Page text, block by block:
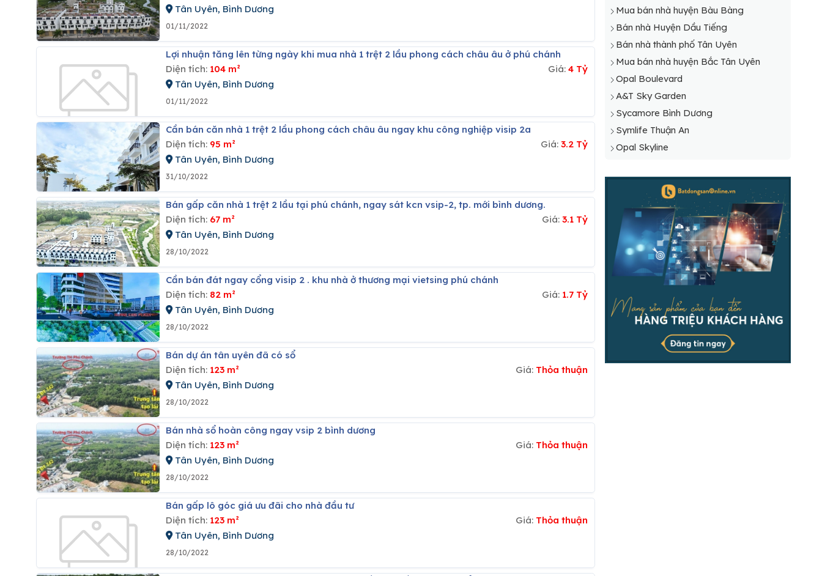
Tân Uyên, Bình Dương
01/11/2022
Lợi nhuận tăng lên từng ngày khi mua nhà 1 trệt 2 lầu phong cách châu âu ở phú chánh
Diện tích: 104 m² Giá:4 Tỷ
Tân Uyên, Bình Dương
01/11/2022
Cần bán căn nhà 1 trệt 2 lầu phong cách châu âu ngay khu công nghiệp visip 2a
Diện tích: 95 m² Giá:3.2 Tỷ
Tân Uyên, Bình Dương
31/10/2022
Bán gấp căn nhà 1 trệt 2 lầu tại phú chánh, ngay sát kcn vsip-2, tp. mới bình dương.
Diện tích: 67 m² Giá:3.1 Tỷ
Tân Uyên, Bình Dương
28/10/2022
Cần bán đát ngay cổng visip 2 . khu nhà ở thương mại vietsing phú chánh
Diện tích: 82 m² Giá: 1.7 Tỷ
Tân Uyên, Bình Dương
28/10/2022
Bán dự án tân uyên đã có sổ
Diện tích: 123 m² Giá: Thỏa thuận
Tân Uyên, Bình Dương
28/10/2022
Bán nhà sổ hoàn công ngay vsip 2 bình dương
Diện tích: 123 m² Giá: Thỏa thuận
Tân Uyên, Bình Dương
28/10/2022
Bán gấp lô góc giá ưu đãi cho nhà đầu tư
Diện tích: 123 m² Giá: Thỏa thuận
Tân Uyên, Bình Dương
28/10/2022
Mua bán nhà huyện Bàu Bàng
Bán nhà Huyện Dầu Tiếng
Bán nhà thành phố Tân Uyên
Mua bán nhà huyện Bắc Tân Uyên
Opal Boulevard
A&T Sky Garden
Sycamore Bình Dương
Symlife Thuận An
Opal Skyline